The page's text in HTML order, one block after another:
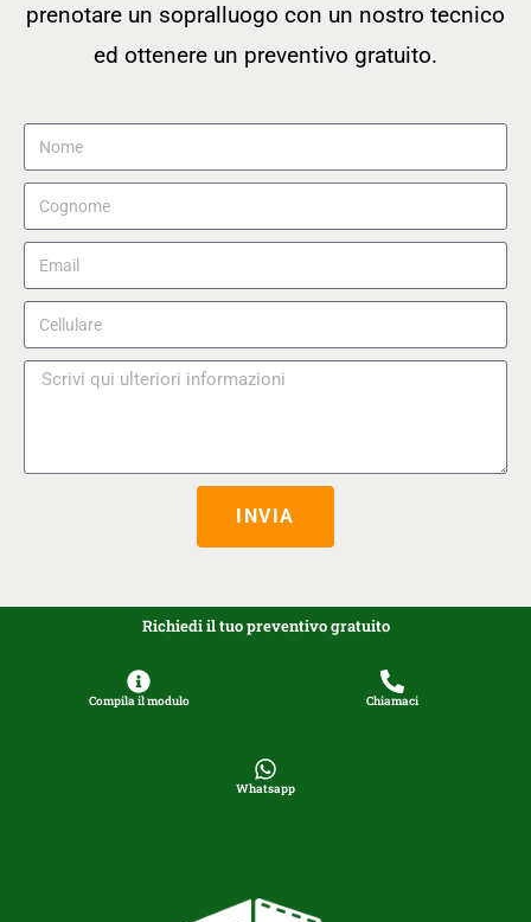
prenotare un sopralluogo con un nostro tecnico
ed ottenere un preventivo gratuito.
INVIA
Richiedi il tuo preventivo gratuito
Compila il modulo Chiamaci
Whatsapp